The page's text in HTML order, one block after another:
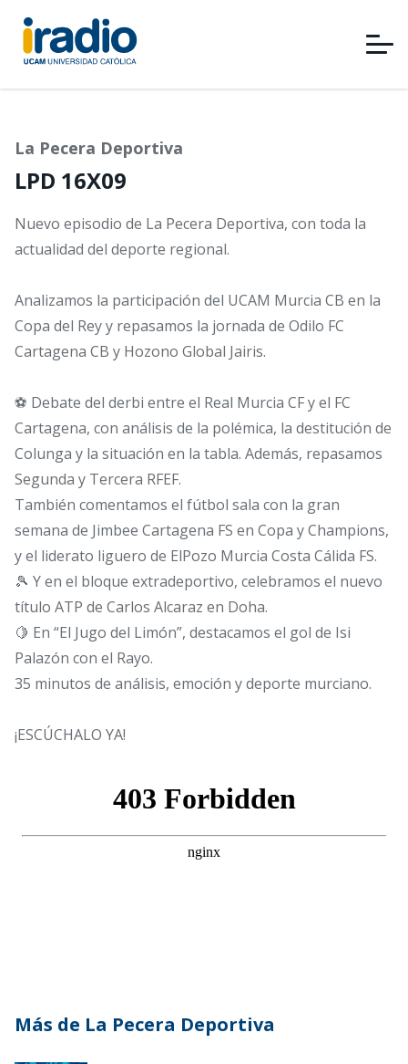
Pasar
contenido
principal
La Pecera Deportiva
LPD 16X09
Nuevo episodio de La Pecera Deportiva, con toda la
actualidad del deporte regional.
Analizamos la participación del UCAM Murcia CB en la
Copa del Rey y repasamos la jornada de Odilo FC
Cartagena CB y Hozono Global Jairis.
⚽ Debate del derbi entre el Real Murcia CF y el FC
Cartagena, con análisis de la polémica, la destitución de
Colunga y la situación en la tabla. Además, repasamos
Segunda y Tercera RFEF.
También comentamos el fútbol sala con la gran
semana de Jimbee Cartagena FS en Copa y Champions,
y el liderato liguero de ElPozo Murcia Costa Cálida FS.
🎾 Y en el bloque extradeportivo, celebramos el nuevo
título ATP de Carlos Alcaraz en Doha.
🍋 En “El Jugo del Limón”, destacamos el gol de Isi
Palazón con el Rayo.
35 minutos de análisis, emoción y deporte murciano.
¡ESCÚCHALO YA!
Más de La Pecera Deportiva